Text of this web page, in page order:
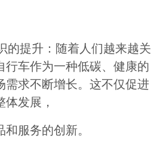
的提升：随着人们越来越关
行车作为一种低碳、健康的
需求不断增长。这不仅促进
发展，
服务的创新。